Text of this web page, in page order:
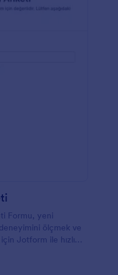
Formu, yeni
ölçmek ve
Jotform ile hızlı